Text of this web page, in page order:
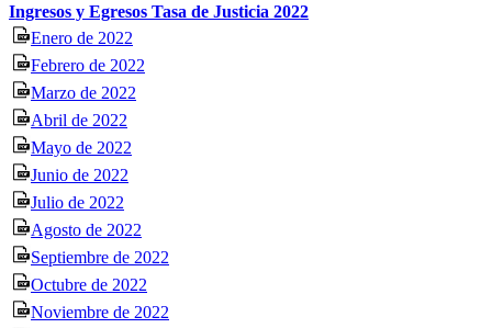
Ingresos y Egresos Tasa de Justicia 2022
Enero de 2022
Febrero de 2022
Marzo de 2022
Abril de 2022
Mayo de 2022
Junio de 2022
Julio de 2022
Agosto de 2022
Septiembre de 2022
Octubre de 2022
Noviembre de 2022